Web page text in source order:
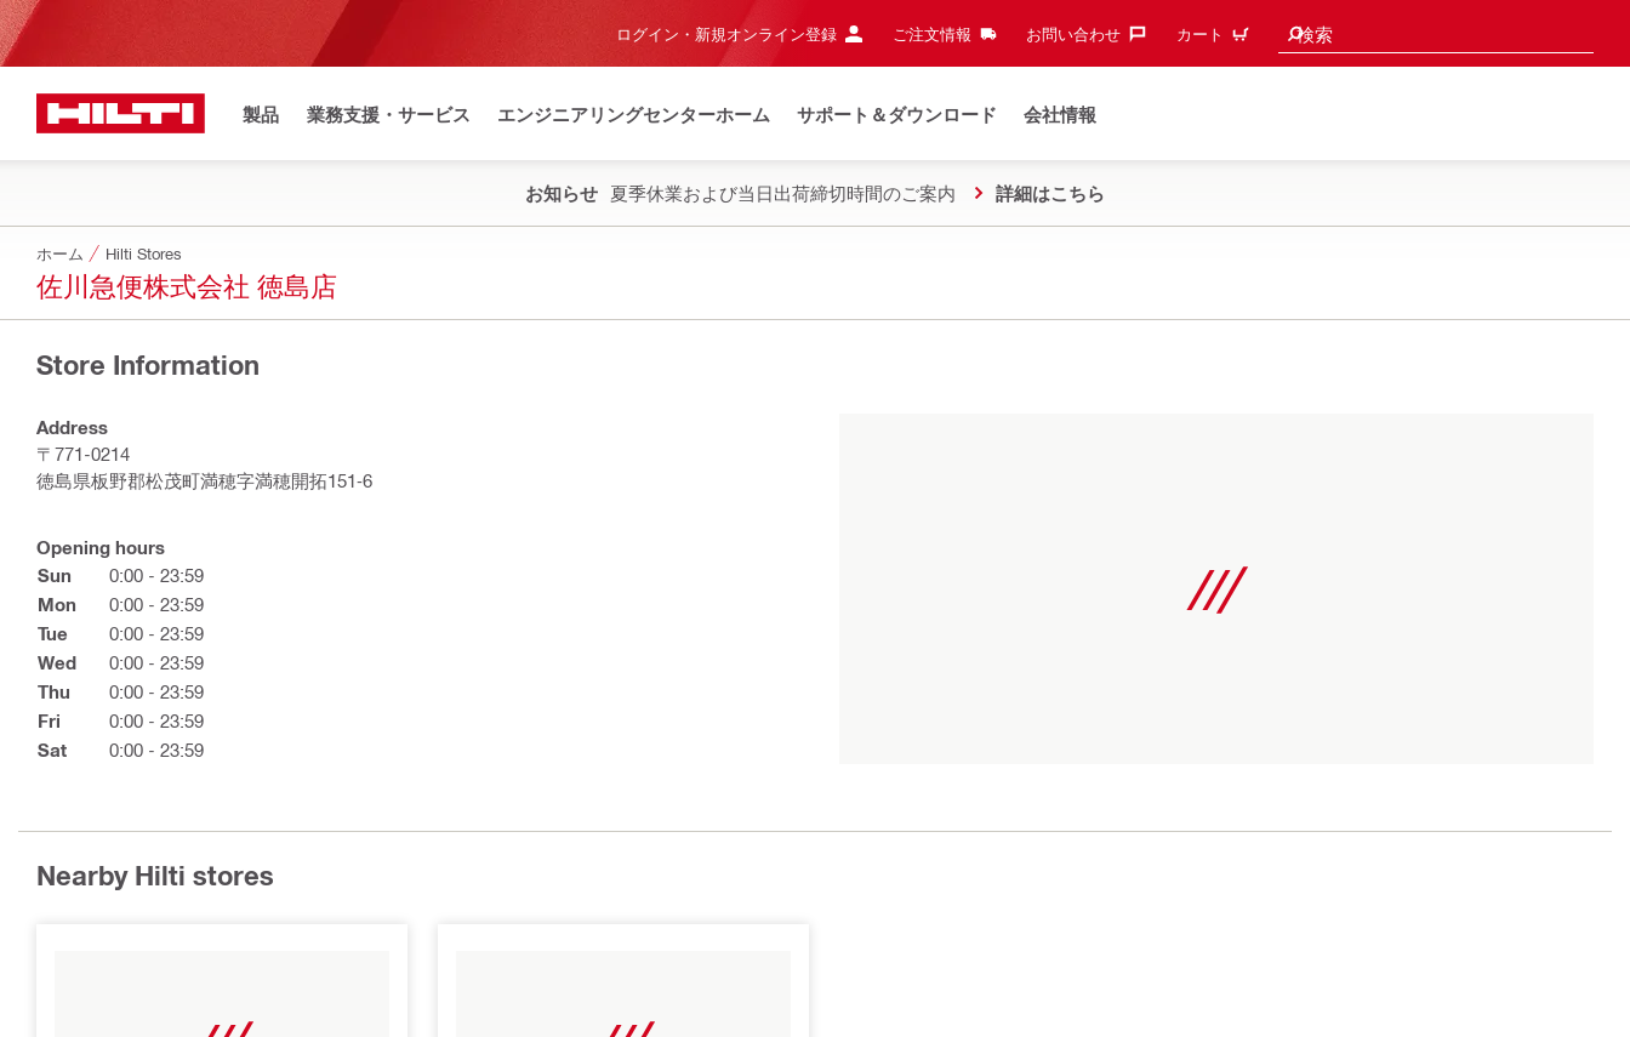
ログイン・新規オンライン登録 ご注文情報 お問い合わせ‎ カート 検索
検索候補
製品 業務支援・サービス エンジニアリングセンターホーム サポート＆ダウンロード 会社情報
お知らせ 夏季休業および当日出荷締切時間のご案内 詳細はこちら
ホーム Hilti Stores
佐川急便株式会社 徳島店
Store Information
Address
〒771-0214
徳島県板野郡松茂町満穂字満穂開拓151‐6
Opening hours
Sun
0:00 - 23:59
Mon
0:00 - 23:59
Tue
0:00 - 23:59
Wed
0:00 - 23:59
Thu
0:00 - 23:59
Fri
0:00 - 23:59
Sat
0:00 - 23:59
Nearby Hilti stores